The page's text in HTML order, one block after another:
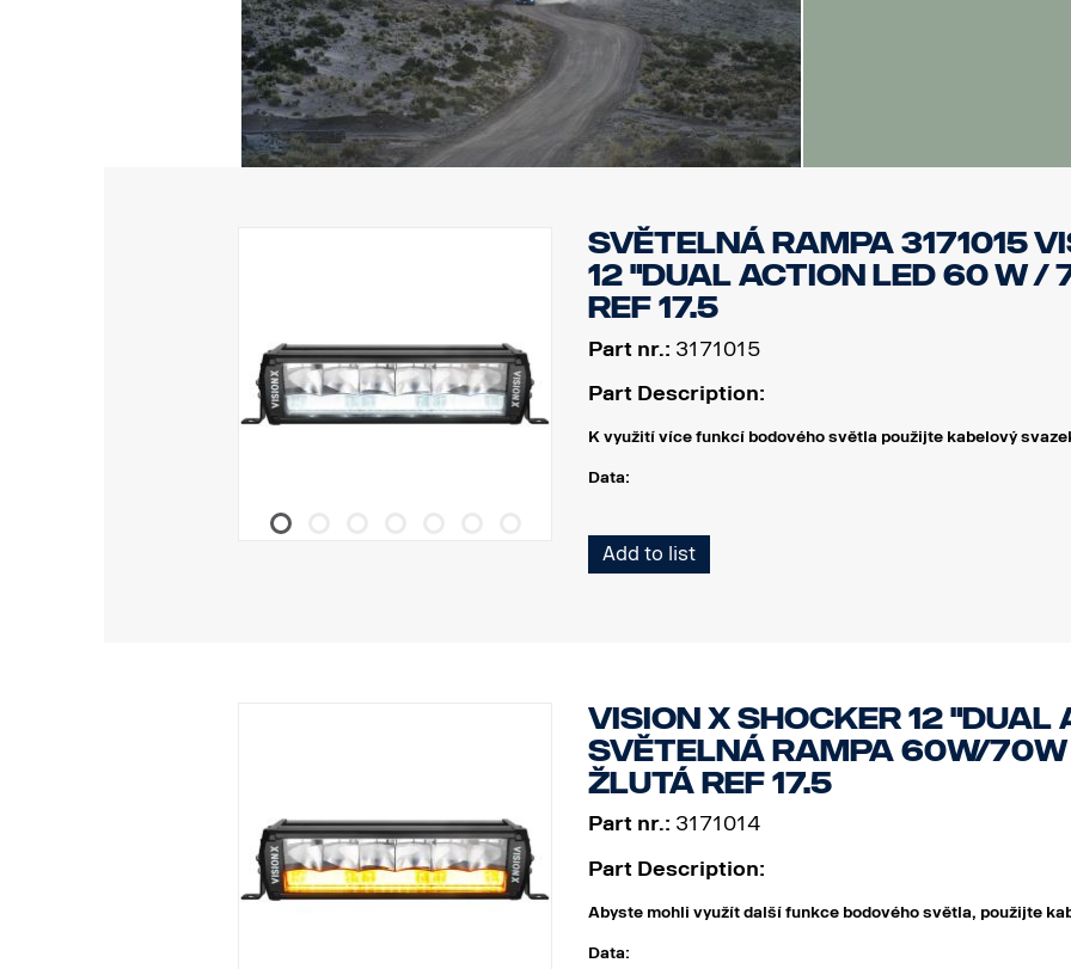
značku SCANIA, takže každá cesta je bezpečná a jednoduchá.
SVĚTELNÁ RAMPA 3171015
12 "DUAL ACTION LED 60 W /
Ref 17.5
Part nr.: 3171015
Part Description:
K využití více funkcí bodového světla použijte kabelový
Data:
Výška (s držákem): 97 mm
Příkon, záplavový: 70 W
Hrubý světelný tok, záplavový: 3 550 lm
Dosvit, záplavový při 1 lux: 110 m
Add to list
VISION X SHOCKER 12 "DUAL
SVĚTELNÁ RAMPA 60W/
ŽLUTÁ REF 17.5
Part nr.: 3171014
Part Description:
Abyste mohli využít další funkce bodového světla, použijte
Data: